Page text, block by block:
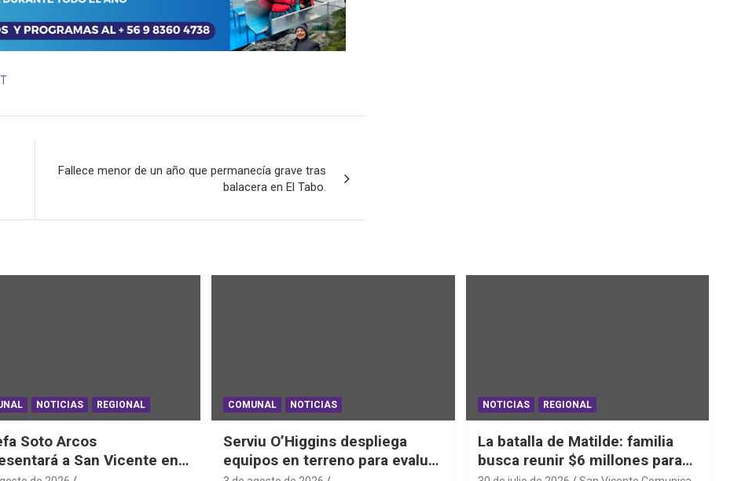
Fallece menor de un año que permanecía grave tras
balacera en El Tabo.
NOTICIAS REGIONAL
Soto Arcos
a San Vicente en
COMUNAL NOTICIAS
Serviu O’Higgins despliega
equipos en terreno para evaluar
NOTICIAS REGIONAL
La batalla de Matilde: familia
busca reunir $6 millones para